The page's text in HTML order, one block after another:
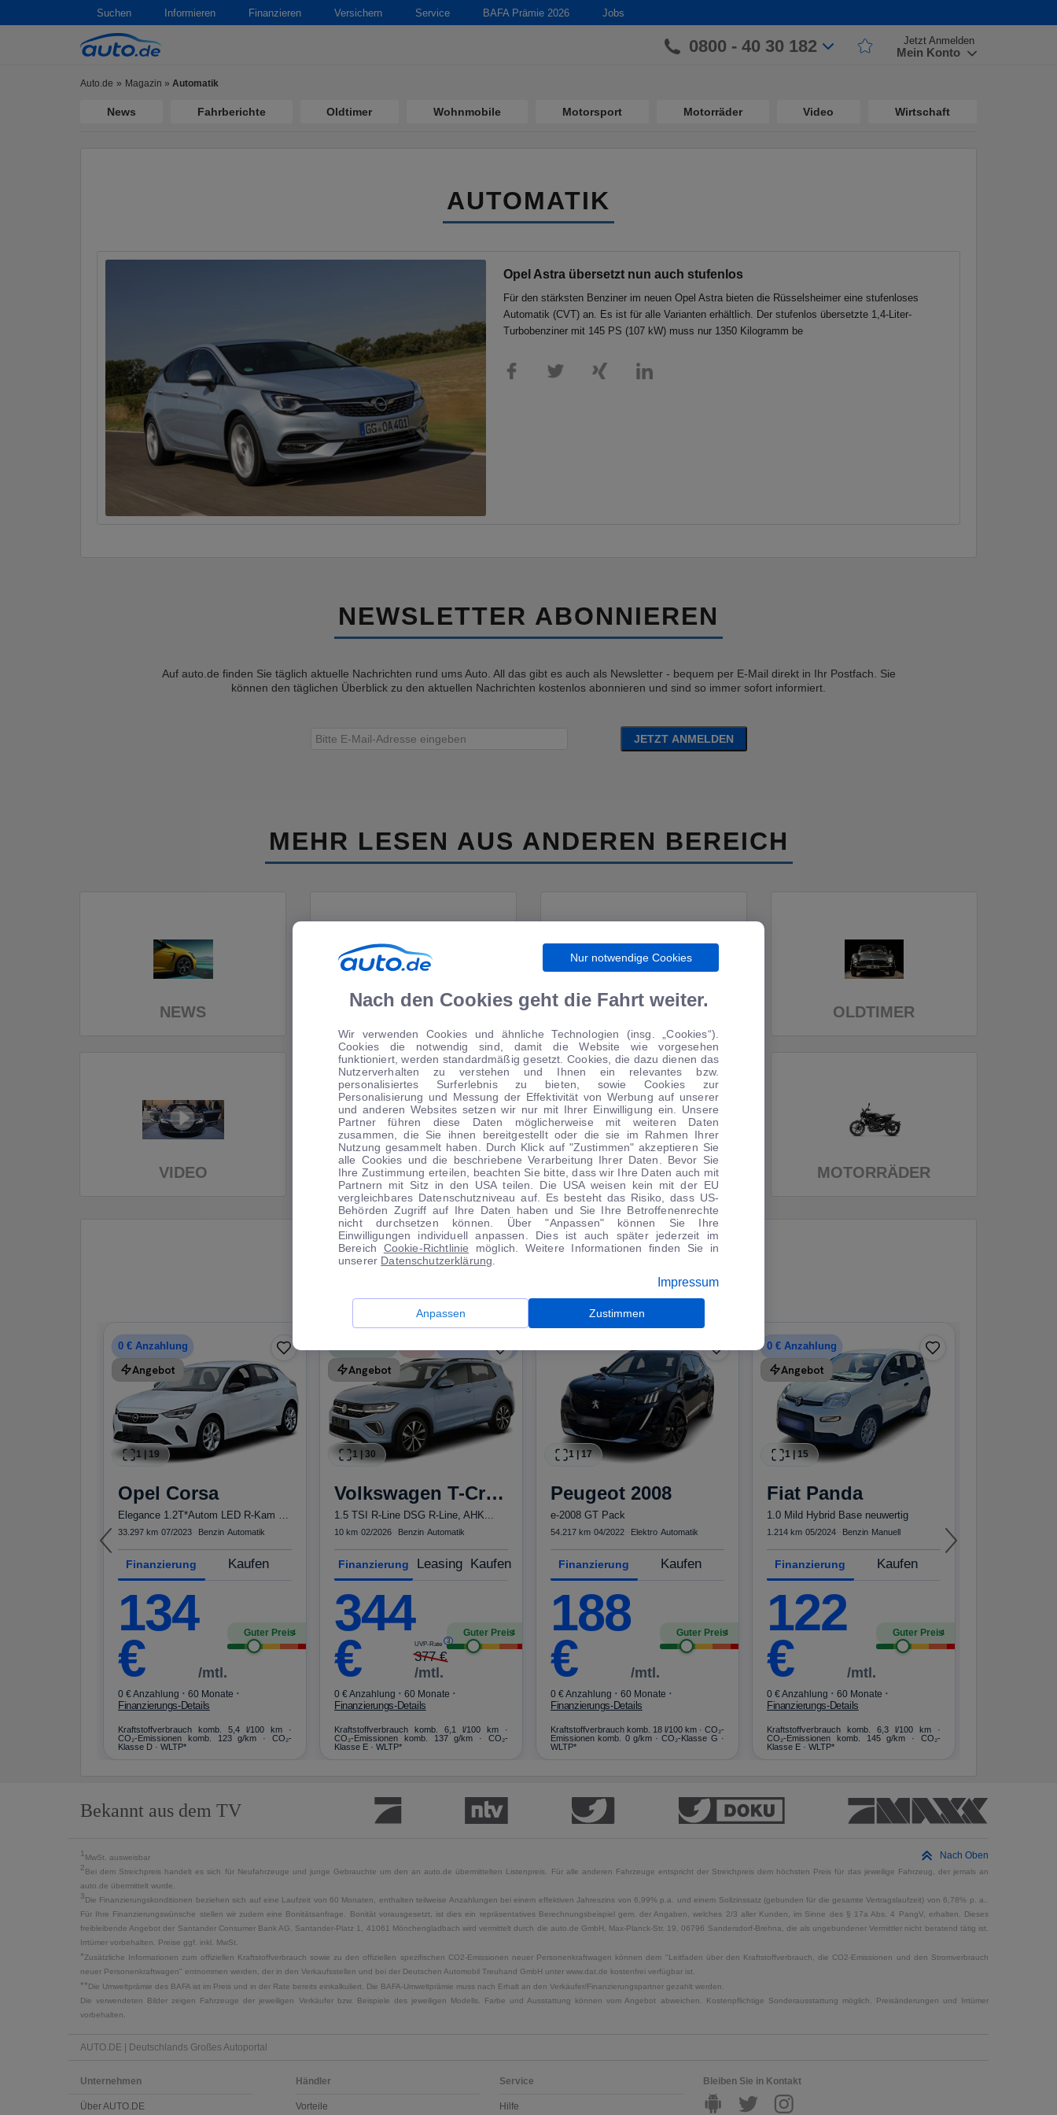
Suchen Informieren Finanzieren Versichern Service BAFA Prämie 2026 Jobs
0800 - 40 30 182 Jetzt Anmelden
Mein Konto
Auto.de Magazin » Automatik
News Fahrberichte Oldtimer Wohnmobile Motorsport Motorräder Video Wirtschaft
AUTOMATIK
Opel Astra übersetzt nun auch stufenlos
Für den stärksten Benziner im neuen Opel Astra bieten die Rüsselsheimer eine stufenloses
Automatik (CVT) an. Es ist für alle Varianten erhältlich. Der stufenlos übersetzte 1,4-Liter-
Turbobenziner mit 145 PS (107 kW) muss nur 1350 Kilogramm be
NEWSLETTER ABONNIEREN
Auf auto.de finden Sie täglich aktuelle Nachrichten rund ums Auto. All das gibt es auch als Newsletter - bequem per E-Mail direkt in Ihr Postfach. Sie
können den täglichen Überblick zu den aktuellen Nachrichten kostenlos abonnieren und sind so immer sofort informiert.
JETZT ANMELDEN
MEHR LESEN AUS ANDEREN BEREICH
NEWS FAHRBERICHTE MOTORSPORT OLDTIMER
VIDEO WIRTSCHAFT WOHNMOBILE MOTORRÄDER
TIPPS VOM AUTOMARKT
0 € Anzahlung
Angebot
1 19
Opel Corsa
33.297 km 07/2023 Benzin Automatik
Finanzierung Kaufen
134
€ /mtl.
Guter Preis4
0 € Anzahlung · 60 Monate ·
Finanzierungs-Details
Kraftstoffverbrauch komb. 5,4 l/100 km ·
CO₂-Emissionen komb. 123 g/km · CO₂-
Klasse D · WLTP*
Angebot
1 30
Volkswagen T-Cross
1.5 TSI R-Line DSG R-Line, AHK...
10 km 02/2026 Benzin Automatik
Finanzierung Leasing Kaufen
344
€ UVP-Rate 3
377€
/mtl.
Guter Preis4
0 € Anzahlung · 60 Monate ·
Finanzierungs-Details
Kraftstoffverbrauch komb. 6,1 l/100 km ·
CO₂-Emissionen komb. 137 g/km · CO₂-
Klasse E · WLTP*
1|17
Peugeot 2008
e-2008 GT Pack
54.217 km 04/2022 Elektro Automatik
Finanzierung Kaufen
188
€ /mtl.
Guter Preis4
0 € Anzahlung · 60 Monate ·
Finanzierungs-Details
Kraftstoffverbrauch komb. 18 l/100 km · CO₂-
Emissionen komb. 0 g/km · CO₂-Klasse G ·
WLTP*
0 € Anzahlung
Angebot
1 |15
Fiat Panda
1.0 Mild Hybrid Base neuwertig
1.214 km 05/2024 Benzin Manuell
Finanzierung Kaufen
122
€ /mtl.
Guter Preis4
0 € Anzahlung · 60 Monate ·
Finanzierungs-Details
Kraftstoffverbrauch komb. 6,3 l/100 km ·
CO₂-Emissionen komb. 145 g/km · CO₂-
Klasse E · WLTP*
Bekannt aus dem TV
Nach Oben
1 MwSt. ausweisbar
2Bei dem Streichpreis handelt es sich für Neufahrzeuge und junge Gebrauchte um den an auto.de übermittelten Listenpreis. Für alle anderen Fahrzeuge entspricht der Streichpreis dem höchsten Preis für das jeweilige Fahrzeug, der jemals an
auto.de übermittelt wurde.
3Die Finanzierungskonditionen beziehen sich auf eine Laufzeit von 60 Monaten, enthalten teilweise Anzahlungen bei einem effektiven Jahreszins von 6,99% p.a. und einem Sollzinssatz (gebunden für die gesamte Vertragslaufzeit) von 6,78% p. a..
Für Ihre Finanzierungswünsche stellen wir zudem eine Bonitätsanfrage. Bonität vorausgesetzt, ist dies ein repräsentatives Berechnungsbeispiel gem. der Angaben, welches 2/3 aller Kunden, im Sinne des § 17a Abs. 4 PangV, erhalten. Dieses
freibleibende Angebot der Santander Consumer Bank AG, Santander-Platz 1, 41061 Mönchengladbach wird vermittelt durch die auto.de GmbH, Max-Planck-Str. 19, 06796 Sandersdorf-Brehna, die als ungebundener Vermittler nicht beratend tätig ist.
Irrtümer vorbehalten. Preise ggf. inkl. MwSt.
*Zusätzliche Informationen zum offiziellen Kraftstoffverbrauch sowie zu den offiziellen spezifischen CO2-Emissionen neuer Personenkraftwagen können dem "Leitfaden über den Kraftstoffverbrauch, die CO2-Emissionen und den Stromverbrauch
neuer Personenkraftwagen" entnommen werden, der in den Verkaufsstellen und bei der Deutschen Automobil Treuhand GmbH unter www.dat.de kostenfrei verfügbar ist.
**Die Umweltprämie des BAFA ist im Preis und in der Rate bereits einkalkuliert. Die BAFA-Umweltprämie muss nach Erhalt an den Verkäufer/Finanzierungspartner gezahlt werden.
Die verwendeten Bilder zeigen Fahrzeuge der jeweiligen Verkäufer bzw. Beispiele des jeweiligen Modells. Farbe und Ausstattung können vom Angebot abweichen. Kostenpflichtige Sonderausstattung möglich. Preisänderungen und Irrtümer
vorbehalten.
AUTO.DE | Deutschlands Großes Autoportal
Unternehmen
Über AUTO.DE
Händler
Vorteile
Service
Hilfe
Bleiben Sie in Kontakt
Nur notwendige Cookies
Nach den Cookies geht die Fahrt weiter.
Wir verwenden Cookies und ähnliche Technologien (insg. „Cookies“).
Cookies die notwendig sind, damit die Website wie vorgesehen
funktioniert, werden standardmäßig gesetzt. Cookies, die dazu dienen das
Nutzerverhalten zu verstehen und Ihnen ein relevantes bzw.
personalisiertes Surferlebnis zu bieten, sowie Cookies zur
Personalisierung und Messung der Effektivität von Werbung auf unserer
und anderen Websites setzen wir nur mit Ihrer Einwilligung ein. Unsere
Partner führen diese Daten möglicherweise mit weiteren Daten
zusammen, die Sie ihnen bereitgestellt oder die sie im Rahmen Ihrer
Nutzung gesammelt haben. Durch Klick auf "Zustimmen" akzeptieren Sie
alle Cookies und die beschriebene Verarbeitung Ihrer Daten. Bevor Sie
Ihre Zustimmung erteilen, beachten Sie bitte, dass wir Ihre Daten auch mit
Partnern mit Sitz in den USA teilen. Die USA weisen kein mit der EU
vergleichbares Datenschutzniveau auf. Es besteht das Risiko, dass US-
Behörden Zugriff auf Ihre Daten haben und Sie Ihre Betroffenenrechte
nicht durchsetzen können. Über "Anpassen" können Sie Ihre
Einwilligungen individuell anpassen. Dies ist auch später jederzeit im
Bereich Cookie-Richtlinie möglich. Weitere Informationen finden Sie in
unserer Datenschutzerklärung
Impressum
Anpassen Zustimmen